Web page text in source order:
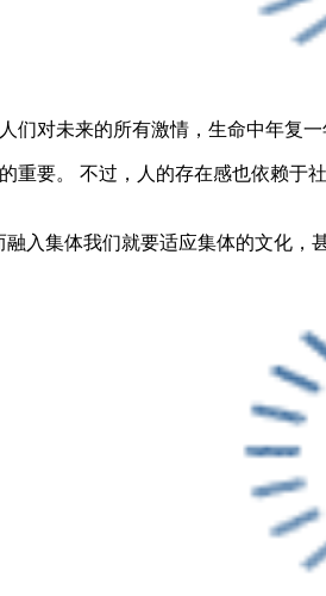
们对未来的所有激情，生命中年复
重要。 不过，人的存在感也依赖
入集体我们就要适应集体的文化，